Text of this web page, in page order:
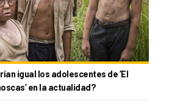
igual los adolescentes de ‘El
en la actualidad?